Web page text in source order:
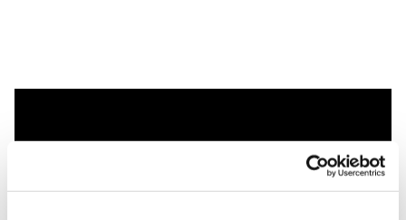
Dies könnte Sie auch